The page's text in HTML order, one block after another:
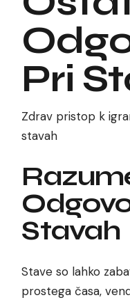
Pri
Zdrav pristop k
stavah
Stavah
Stave so lahko
prostega časa,